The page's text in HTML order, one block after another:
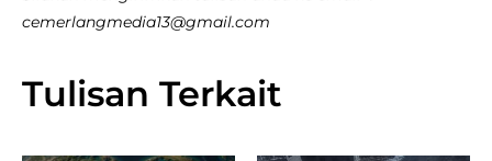
cemerlangmedia13@gmail.com
Tulisan Terkait